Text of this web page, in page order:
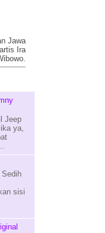
Jawa
Ira
Jeep
ya,
Sedih
sisi